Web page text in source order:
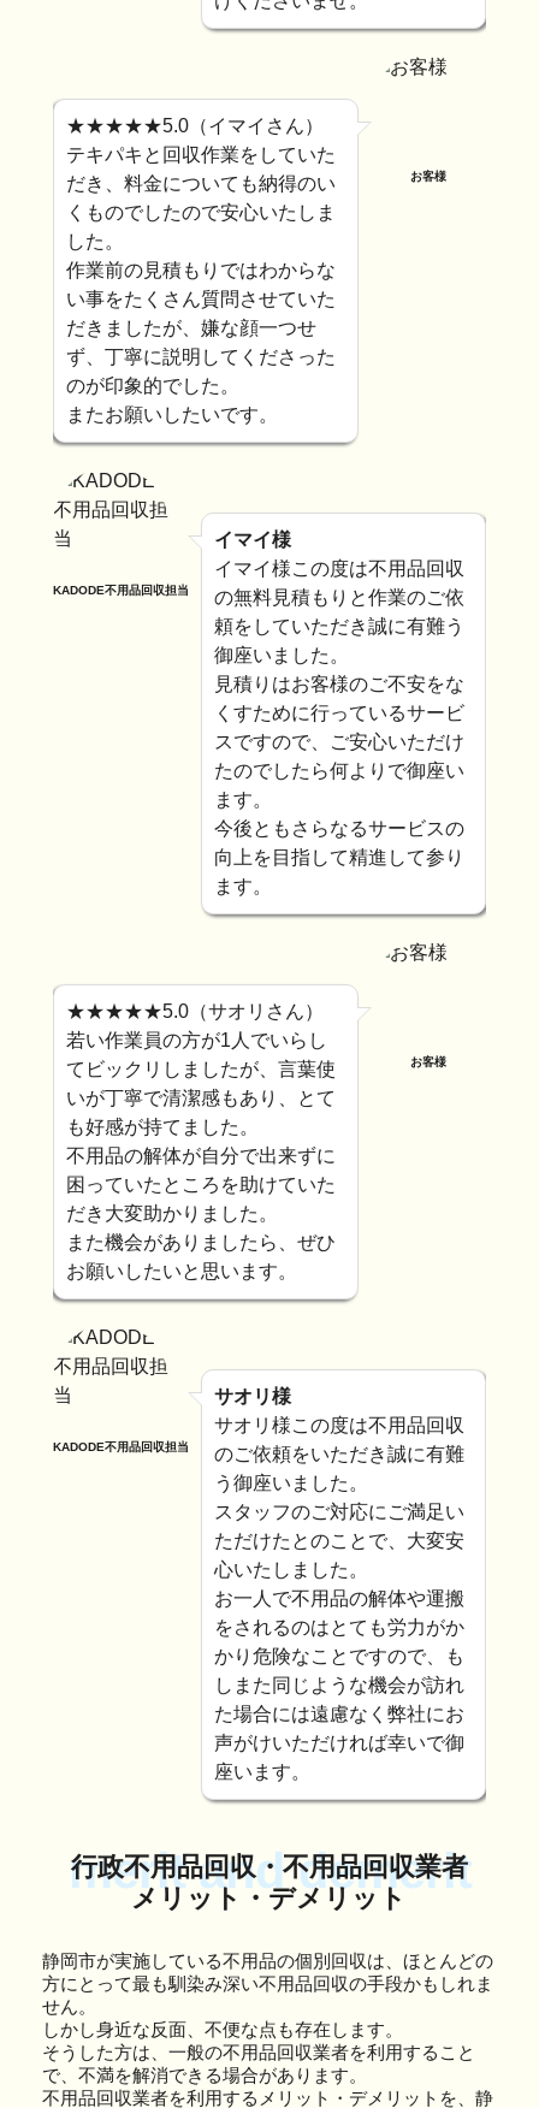
★★★★★5.0（イマイさん）
テキパキと回収作業をしていた
だき、料金についても納得のい
くものでしたので安心いたしま
した。
作業前の見積もりではわからな
い事をたくさん質問させていた
だきましたが、嫌な顔一つせ
ず、丁寧に説明してくださった
のが印象的でした。
またお願いしたいです。
お客様
KADODE不用品回収担当
イマイ様
イマイ様この度は不用品回収
の無料見積もりと作業のご依
頼をしていただき誠に有難う
御座いました。
見積りはお客様のご不安をな
くすために行っているサービ
スですので、ご安心いただけ
たのでしたら何よりで御座い
ます。
今後ともさらなるサービスの
向上を目指して精進して参り
ます。
★★★★★5.0（サオリさん）
若い作業員の方が1人でいらし
てビックリしましたが、言葉使
いが丁寧で清潔感もあり、とて
も好感が持てました。
不用品の解体が自分で出来ずに
困っていたところを助けていた
だき大変助かりました。
また機会がありましたら、ぜひ
お願いしたいと思います。
お客様
KADODE不用品回収担当
サオリ様
サオリ様この度は不用品回収
のご依頼をいただき誠に有難
う御座いました。
スタッフのご対応にご満足い
ただけたとのことで、大変安
心いたしました。
お一人で不用品の解体や運搬
をされるのはとても労力がか
かり危険なことですので、も
しまた同じような機会が訪れ
た場合には遠慮なく弊社にお
声がけいただければ幸いで御
座います。
merit and demerit
行政不用品回収・不用品回収業者
メリット・デメリット
静岡市が実施している不用品の個別回収は、ほとんどの
方にとって最も馴染み深い不用品回収の手段かもしれま
せん。
しかし身近な反面、不便な点も存在します。
そうした方は、一般の不用品回収業者を利用すること
で、不満を解消できる場合があります。
不用品回収業者を利用するメリット・デメリットを、静